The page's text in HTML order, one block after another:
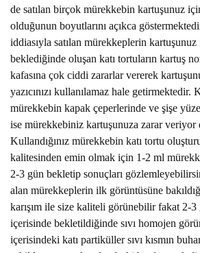
de satılan birçok mürekkebin kartuşunuz
olduğunun boyutlarını açıkca
iddiasıyla satılan mürekkeplerin
beklediğinde oluşan katı tortuların kartuş
kafasına çok ciddi zararlar vererek
yazıcınızı kullanılamaz hale getirmektedir.
mürekkebin kapak çeperlerinde ve şişe
ise mürekkebiniz kartuşunuza zarar veriyor
Kullandığınız mürekkebin katı tortu
kalitesinden emin olmak için 1-2 ml
2-3 gün bekletip sonuçları
alan mürekkeplerin ilk görüntüsüne
karışım ile size kaliteli görünebilir fakat 2-
içerisinde bekletildiğinde sıvı homojen
içerisindeki katı partiküller sıvı kısmın